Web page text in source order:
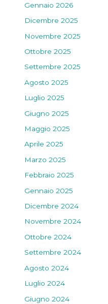
Gennaio 2026
Dicembre 2025
Novembre 2025
Ottobre 2025
Settembre 2025
Agosto 2025
Luglio 2025
Giugno 2025
Maggio 2025
Aprile 2025
Marzo 2025
Febbraio 2025
Gennaio 2025
Dicembre 2024
Novembre 2024
Ottobre 2024
Settembre 2024
Agosto 2024
Luglio 2024
Giugno 2024